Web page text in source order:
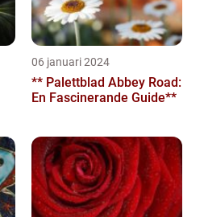
06 januari 2024
** Palettblad Abbey Road:
En Fascinerande Guide**